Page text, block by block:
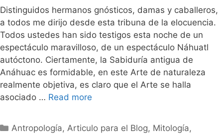
Distinguidos hermanos gnósticos, damas y caballeros,
a todos me dirijo desde esta tribuna de la elocuencia.
Todos ustedes han sido testigos esta noche de un
espectáculo maravilloso, de un espectáculo Náhuatl
autóctono. Ciertamente, la Sabiduría antigua de
Anáhuac es formidable, en este Arte de naturaleza
realmente objetiva, es claro que el Arte se halla
asociado … Read more
Categorías
Antropología, Articulo para el Blog, Mitología,